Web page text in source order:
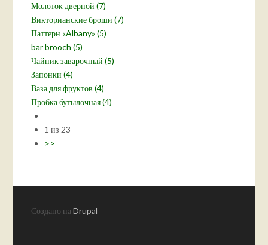
Молоток дверной (7)
Викторианские броши (7)
Паттерн «Albany» (5)
bar brooch (5)
Чайник заварочный (5)
Запонки (4)
Ваза для фруктов (4)
Пробка бутылочная (4)
1 из 23
>>
Создано наDrupal